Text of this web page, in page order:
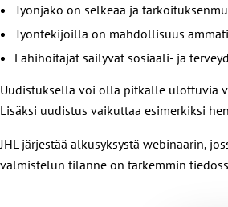
Työnjako on selkeää ja
Työntekijöillä on mahdollisuus
Lähihoitajat säilyvät sosiaali- ja
Uudistuksella voi olla pitkälle ulottuvia
Lisäksi uudistus vaikuttaa esimerkiksi
JHL järjestää alkusyksystä webinaarin,
valmistelun tilanne on tarkemmin